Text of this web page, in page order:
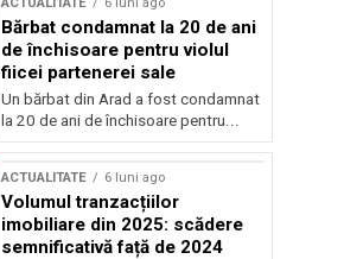
Bărbat condamnat la 20 de ani
de închisoare pentru violul
fiicei partenerei sale
Un bărbat din Arad a fost condamnat
la 20 de ani de închisoare pentru...
ACTUALITATE 6 luni ago
Volumul tranzacțiilor
imobiliare din 2025: scădere
semnificativă față de 2024